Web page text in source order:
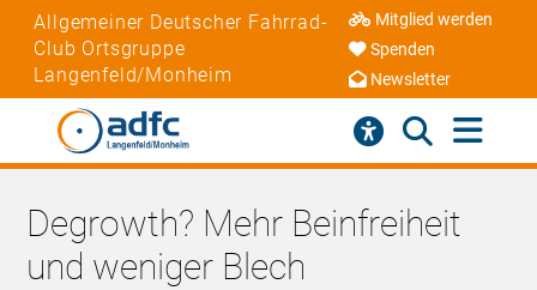
Allgemeiner Deutscher Fahrrad-
Club Ortsgruppe
Langenfeld/Monheim
Mitglied werden
Spenden
Newsletter
Degrowth? Mehr Beinfreiheit
und weniger Blech